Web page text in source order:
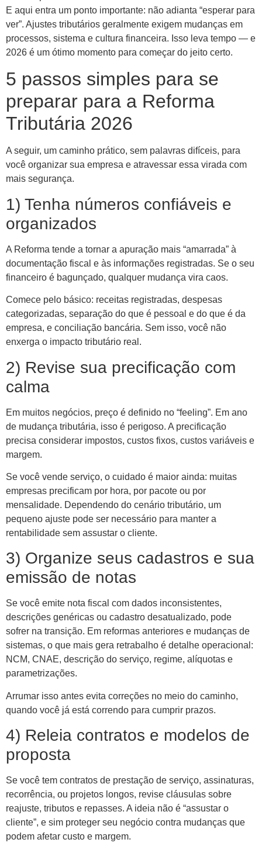
E aqui entra um ponto importante: não adianta “esperar para
ver”. Ajustes tributários geralmente exigem mudanças em
processos, sistema e cultura financeira. Isso leva tempo — e
2026 é um ótimo momento para começar do jeito certo.
5 passos simples para se
preparar para a Reforma
Tributária 2026
A seguir, um caminho prático, sem palavras difíceis, para
você organizar sua empresa e atravessar essa virada com
mais segurança.
1) Tenha números confiáveis e
organizados
A Reforma tende a tornar a apuração mais “amarrada” à
documentação fiscal e às informações registradas. Se o seu
financeiro é bagunçado, qualquer mudança vira caos.
Comece pelo básico: receitas registradas, despesas
categorizadas, separação do que é pessoal e do que é da
empresa, e conciliação bancária. Sem isso, você não
enxerga o impacto tributário real.
2) Revise sua precificação com
calma
Em muitos negócios, preço é definido no “feeling”. Em ano
de mudança tributária, isso é perigoso. A precificação
precisa considerar impostos, custos fixos, custos variáveis e
margem.
Se você vende serviço, o cuidado é maior ainda: muitas
empresas precificam por hora, por pacote ou por
mensalidade. Dependendo do cenário tributário, um
pequeno ajuste pode ser necessário para manter a
rentabilidade sem assustar o cliente.
3) Organize seus cadastros e sua
emissão de notas
Se você emite nota fiscal com dados inconsistentes,
descrições genéricas ou cadastro desatualizado, pode
sofrer na transição. Em reformas anteriores e mudanças de
sistemas, o que mais gera retrabalho é detalhe operacional:
NCM, CNAE, descrição do serviço, regime, alíquotas e
parametrizações.
Arrumar isso antes evita correções no meio do caminho,
quando você já está correndo para cumprir prazos.
4) Releia contratos e modelos de
proposta
Se você tem contratos de prestação de serviço, assinaturas,
recorrência, ou projetos longos, revise cláusulas sobre
reajuste, tributos e repasses. A ideia não é “assustar o
cliente”, e sim proteger seu negócio contra mudanças que
podem afetar custo e margem.